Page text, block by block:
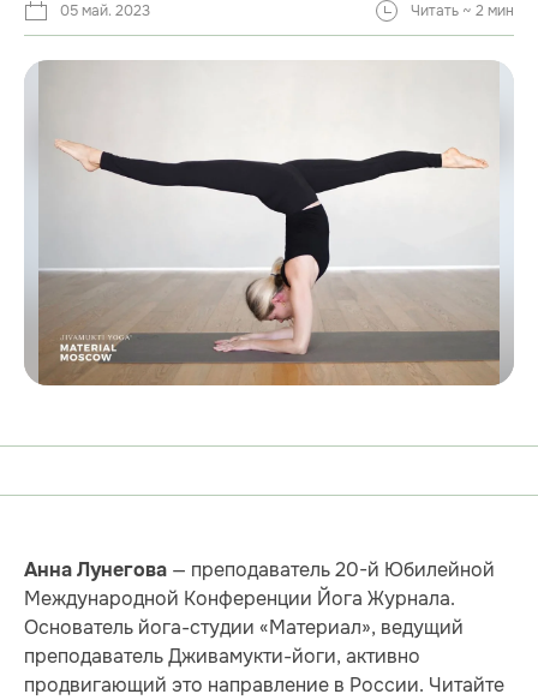
05 май. 2023 Читать ~ 2 мин
Анна Лунегова — преподаватель 20-й Юбилейной
Международной Конференции Йога Журнала.
Основатель йога-студии «Материал», ведущий
преподаватель Дживамукти-йоги, активно
продвигающий это направление в России. Читайте